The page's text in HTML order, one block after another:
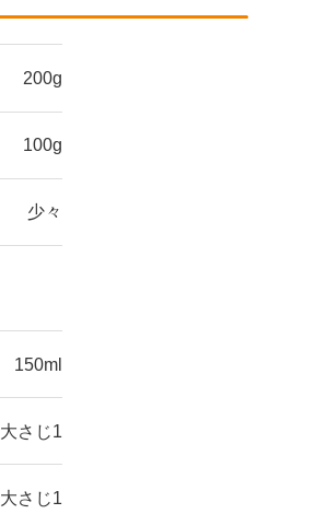
200g
100g
少々
150ml
大さじ1
大さじ1